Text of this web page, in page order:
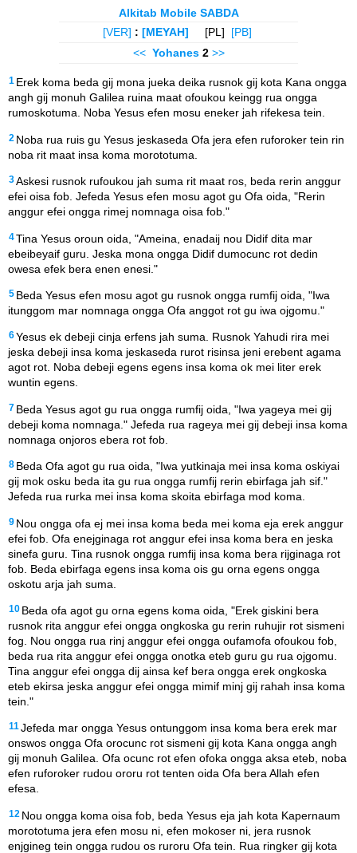
Alkitab Mobile SABDA
[VER] : [MEYAH] [PL] [PB]
<< Yohanes2 >>
1 Erek koma beda gij mona jueka deika rusnok gij kota Kana ongga
angh gij monuh Galilea ruina maat ofoukou keingg rua ongga
rumoskotuma. Noba Yesus efen mosu eneker jah rifekesa tein.
2 Noba rua ruis gu Yesus jeskaseda Ofa jera efen ruforoker tein rin
noba rit maat insa koma morototuma.
3Askesi rusnok rufoukou jah suma rit maat ros, beda rerin anggur
efei oisa fob. Jefeda Yesus efen mosu agot gu Ofa oida, "Rerin
anggur efei ongga rimej nomnaga oisa fob."
4Tina Yesus oroun oida, "Ameina, enadaij nou Didif dita mar
ebeibeyaif guru. Jeska mona ongga Didif dumocunc rot dedin
owesa efek bera enen enesi."
5 Beda Yesus efen mosu agot gu rusnok ongga rumfij oida, "Iwa
itunggom mar nomnaga ongga Ofa anggot rot gu iwa ojgomu."
6Yesus ek debeji cinja erfens jah suma. Rusnok Yahudi rira mei
jeska debeji insa koma jeskaseda rurot risinsa jeni erebent agama
agot rot. Noba debeji egens egens insa koma ok mei liter erek
wuntin egens.
7 Beda Yesus agot gu rua ongga rumfij oida, "Iwa yageya mei gij
debeji koma nomnaga." Jefeda rua rageya mei gij debeji insa koma
nomnaga onjoros ebera rot fob.
8 Beda Ofa agot gu rua oida, "Iwa yutkinaja mei insa koma oskiyai
gij mok osku beda ita gu rua ongga rumfij rerin ebirfaga jah sif."
Jefeda rua rurka mei insa koma skoita ebirfaga mod koma.
9 Nou ongga ofa ej mei insa koma beda mei koma eja erek anggur
efei fob. Ofa enejginaga rot anggur efei insa koma bera en jeska
sinefa guru. Tina rusnok ongga rumfij insa koma bera rijginaga rot
fob. Beda ebirfaga egens insa koma ois gu orna egens ongga
oskotu arja jah suma.
10 Beda ofa agot gu orna egens koma oida, "Erek giskini bera
rusnok rita anggur efei ongga ongkoska gu rerin ruhujir rot sismeni
fog. Nou ongga rua rinj anggur efei ongga oufamofa ofoukou fob,
beda rua rita anggur efei ongga onotka eteb guru gu rua ojgomu.
Tina anggur efei ongga dij ainsa kef bera ongga erek ongkoska
eteb ekirsa jeska anggur efei ongga mimif minj gij rahah insa koma
tein."
11 Jefeda mar ongga Yesus ontunggom insa koma bera erek mar
onswos ongga Ofa orocunc rot sismeni gij kota Kana ongga angh
gij monuh Galilea. Ofa ocunc rot efen ofoka ongga aksa eteb, noba
efen ruforoker rudou ororu rot tenten oida Ofa bera Allah efen
efesa.
12 Nou ongga koma oisa fob, beda Yesus eja jah kota Kapernaum
morototuma jera efen mosu ni, efen mokoser ni, jera rusnok
enjgineg tein ongga rudou os ruroru Ofa tein. Rua ringker gij kota